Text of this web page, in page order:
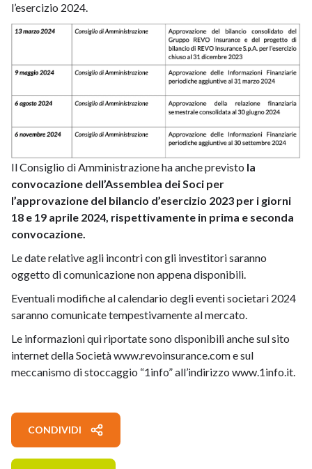
l’esercizio 2024.
Il Consiglio di Amministrazione ha anche previsto la
convocazione dell’Assemblea dei Soci per
l’approvazione del bilancio d’esercizio 2023 per i giorni
18 e 19 aprile 2024, rispettivamente in prima e seconda
convocazione.
Le date relative agli incontri con gli investitori saranno
oggetto di comunicazione non appena disponibili.
Eventuali modifiche al calendario degli eventi societari 2024
saranno comunicate tempestivamente al mercato.
Le informazioni qui riportate sono disponibili anche sul sito
internet della Societàwww.revoinsurance.come sul
meccanismo di stoccaggio “1info” all’indirizzo www.1info.it.
CONDIVIDI